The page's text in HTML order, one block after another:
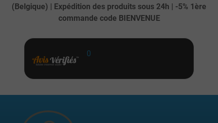
(Belgique) | Expédition des produits sous 24h | -5% 1ère
commande code BIENVENUE
0